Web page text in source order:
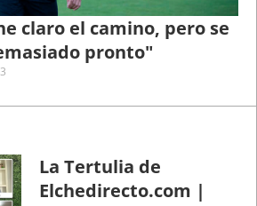
claro el camino, pero se
pronto"
La Tertulia de
Elchedirecto.com |